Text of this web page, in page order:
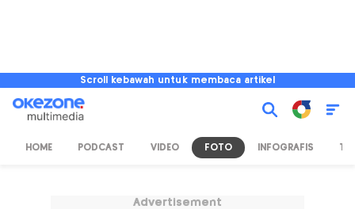
Scroll kebawah untuk membaca artikel
HOME PODCAST VIDEO FOTO INFOGRAFIS TV
Advertisement